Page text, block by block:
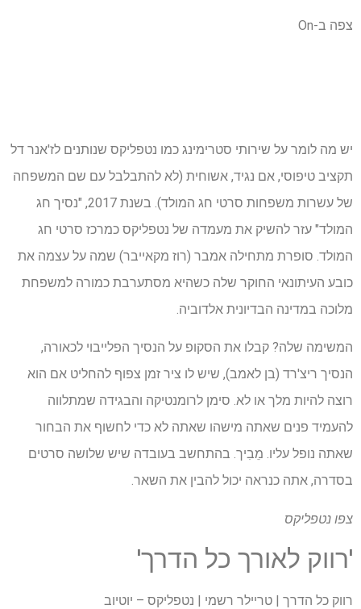
צפה ב-On
יש מה לומר על שירותי סטרימינג כמו נטפליקס שנותנים לז'אנר דל
תקציב טיפוסי, אם נגיד, אשוחית (לא להתבלבל עם שם המשפחה
של עשרות משפחות סרטי חג המולד). בשנת 2017, "נסיך חג
המולד" עזר להשיק את מעמדה של נטפליקס כמרכז סרטי חג
המולד. סופרת מתחילה אמבר (רוז מקאייבר) שמה על עצמה את
כובע העיתונאי החוקר שלה כשהיא מסתערבת כמורה למשפחת
מלוכה במדינה הבדיונית אלדוביה.
המשימה שלה? קבלו את הסקופ על הנסיך הפלייבוי לכאורה,
הנסיך ריצ'רד (בן לאמב), שיש לו ציר זמן צפוף להחליט אם הוא
רוצה להיות מלך או לא. סימן לרומנטיקה והבגידה שמתלווה
להעמיד פנים שאתה מישהו שאתה לא כדי לחשוף את הבחור
שאתה נופל עליו. מֵבִיך. בהתחשב בעובדה שיש שלושה סרטים
בסדרה, אתה כנראה יכול להבין את השאר.
צפו נטפליקס
'רווק לאורך כל הדרך'
רווק כל הדרך | טריילר רשמי | נטפליקס – יוטיוב